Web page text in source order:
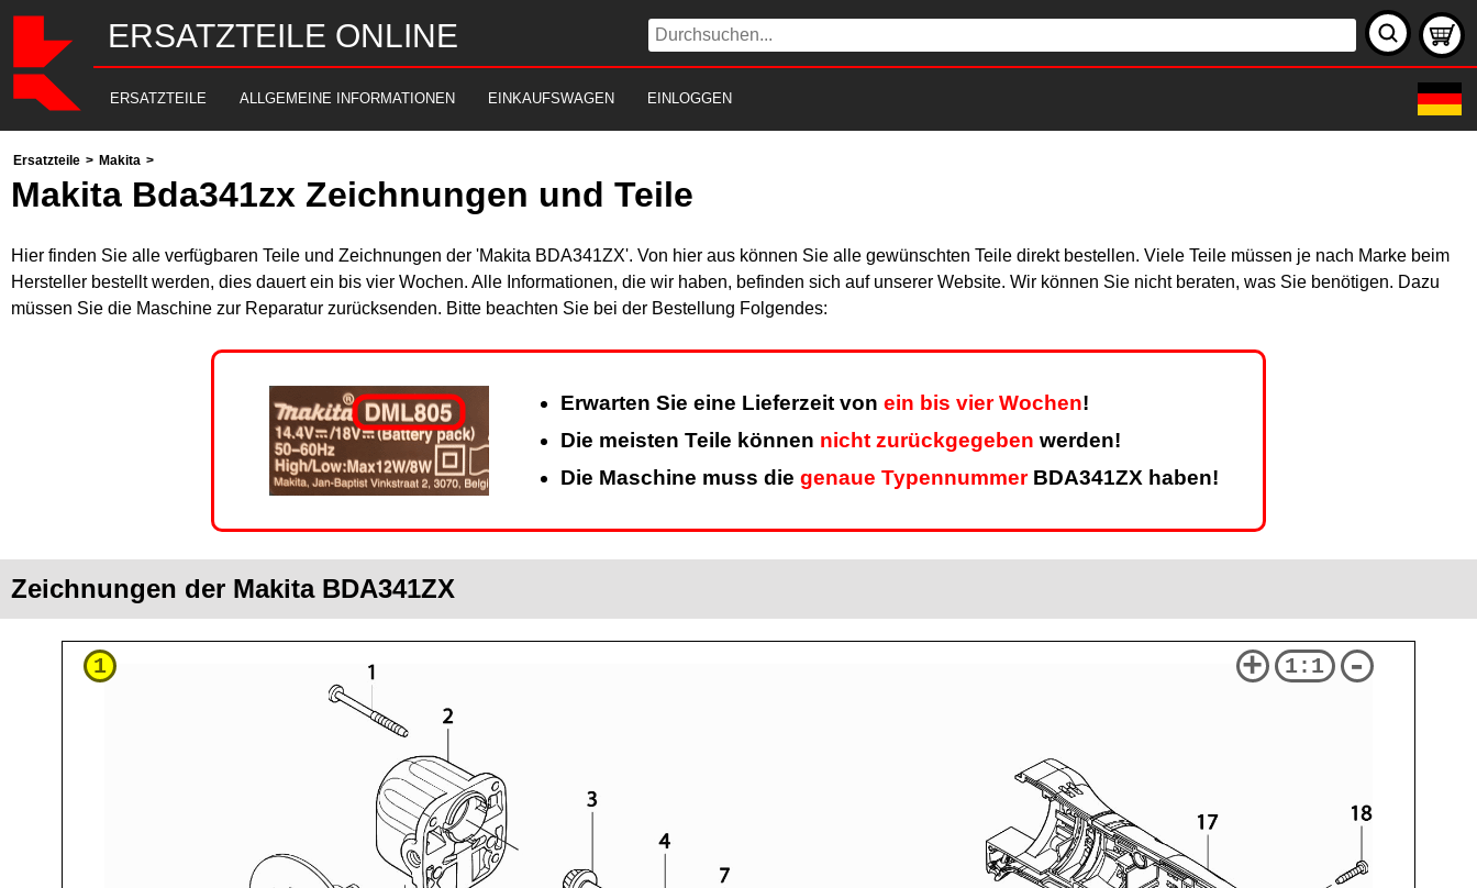
ERSATZTEILE ONLINE
ERSATZTEILE ALLGEMEINE INFORMATIONEN EINKAUFSWAGEN EINLOGGEN
Ersatzteile > Makita >
Makita Bda341zx Zeichnungen und Teile
Hier finden Sie alle verfügbaren Teile und Zeichnungen der 'Makita BDA341ZX'. Von hier aus können Sie alle gewünschten Teile direkt bestellen. Viele Teile müssen je nach Marke beim
Hersteller bestellt werden, dies dauert ein bis vier Wochen. Alle Informationen, die wir haben, befinden sich auf unserer Website. Wir können Sie nicht beraten, was Sie benötigen. Dazu
müssen Sie die Maschine zur Reparatur zurücksenden. Bitte beachten Sie bei der Bestellung Folgendes:
Erwarten Sie eine Lieferzeit von ein bis vier Wochen!
Die meisten Teile können nicht zurückgegeben werden!
Die Maschine muss die genaue TypennummerBDA341ZX haben!
Zeichnungen der Makita BDA341ZX
1 + 1:1 -